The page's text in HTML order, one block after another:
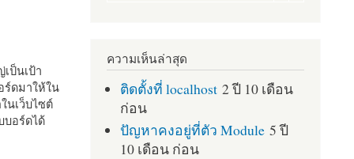
ป็นเป้า
ร์ดมาให้ใน
นเว็บไซต์
บอร์ดได้
ความเห็นล่าสุด
ติดตั้งที่ localhost 2 ปี 10 เดือน
ก่อน
ปัญหาคงอยู่ที่ตัว Module 5 ปี
10 เดือน ก่อน